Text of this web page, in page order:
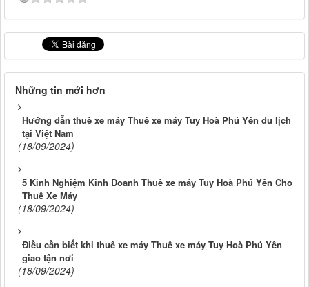
Những tin mới hơn
Hướng dẫn thuê xe máy Thuê xe máy Tuy Hoà Phú Yên du lịch
tại Việt Nam
(18/09/2024)
5 Kinh Nghiệm Kinh Doanh Thuê xe máy Tuy Hoà Phú Yên Cho
Thuê Xe Máy
(18/09/2024)
Điều cần biết khi thuê xe máy Thuê xe máy Tuy Hoà Phú Yên
giao tận nơi
(18/09/2024)